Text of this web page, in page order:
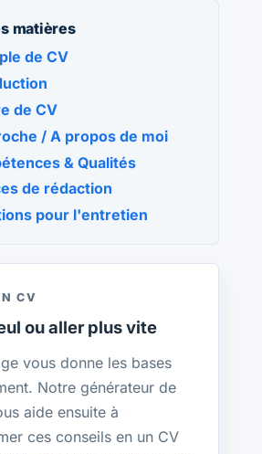
matières
de CV
de CV
/ A propos de moi
& Qualités
de rédaction
pour l'entretien
CV
ou aller plus vite
vous donne les bases
Notre générateur de
aide ensuite à
ces conseils en un CV